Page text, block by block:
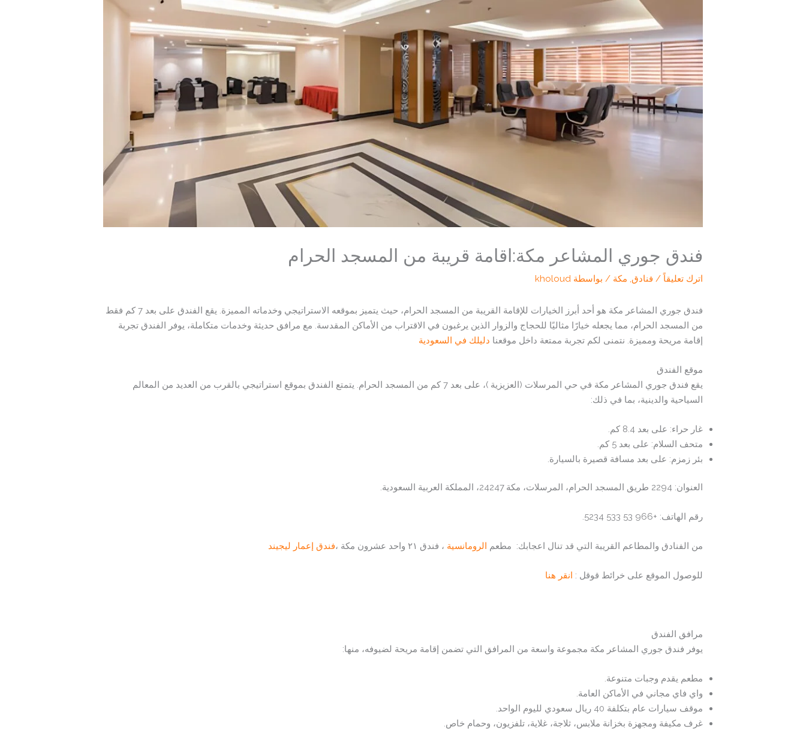
فندق جوري المشاعر مكة:اقامة قريبة من المسجد الحرام
اترك تعليقاً / فنادق, مكة / بواسطة kholoud
فندق جوري المشاعر مكة هو أحد أبرز الخيارات للإقامة القريبة من المسجد الحرام، حيث يتميز بموقعه الاستراتيجي وخدماته المميزة. يقع الفندق على بعد 7 كم فقط
من المسجد الحرام، مما يجعله خيارًا مثاليًا للحجاج والزوار الذين يرغبون في الاقتراب من الأماكن المقدسة. مع مرافق حديثة وخدمات متكاملة، يوفر الفندق تجربة
إقامة مريحة ومميزة. نتمنى لكم تجربة ممتعة داخل موقعنا دليلك في السعودية
موقع الفندق
يقع فندق جوري المشاعر مكة في حي المرسلات (العزيزية )، على بعد 7 كم من المسجد الحرام. يتمتع الفندق بموقع استراتيجي بالقرب من العديد من المعالم
السياحية والدينية، بما في ذلك:
غار حراء: على بعد 8.4 كم.
متحف السلام: على بعد 5 كم.
بئر زمزم: على بعد مسافة قصيرة بالسيارة.
العنوان: 2294 طريق المسجد الحرام، المرسلات، مكة 24247، المملكة العربية السعودية.
رقم الهاتف: +966 53 533 5234.
من الفنادق والمطاعم القريبة التي قد تنال اعجابك: مطعم الرومانسية ، فندق ٢١ واحد عشرون مكة ، فندق إعمار ليجيند
للوصول الموقع على خرائط قوقل : انقر هنا
مرافق الفندق
يوفر فندق جوري المشاعر مكة مجموعة واسعة من المرافق التي تضمن إقامة مريحة لضيوفه، منها:
مطعم يقدم وجبات متنوعة.
واي فاي مجاني في الأماكن العامة.
موقف سيارات عام بتكلفة 40 ريال سعودي لليوم الواحد.
غرف مكيفة ومجهزة بخزانة ملابس، ثلاجة، غلاية، تلفزيون، وحمام خاص.